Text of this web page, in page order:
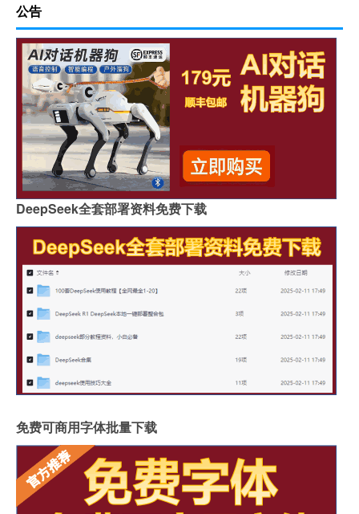
公告
DeepSeek全套部署资料免费下载
免费可商用字体批量下载